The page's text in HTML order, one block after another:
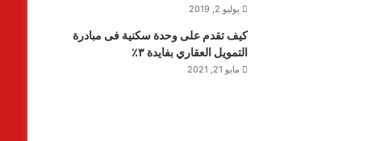
يوليو 2, 2019
كيف تقدم على وحدة سكنية فى مبادرة
التمويل العقاري بفايدة ٣٪
مايو 21, 2021